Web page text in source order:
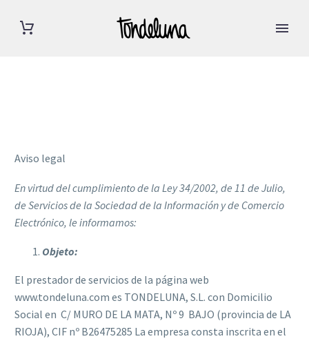
Aviso legal
En virtud del cumplimiento de la Ley 34/2002, de 11 de Julio,
de Servicios de la Sociedad de la Información y de Comercio
Electrónico, le informamos:
Objeto:
El prestador de servicios de la página web
www.tondeluna.com es TONDELUNA, S.L. con Domicilio
Social en C/ MURO DE LA MATA, Nº 9 BAJO (provincia de LA
RIOJA), CIF nº B26475285 La empresa consta inscrita en el